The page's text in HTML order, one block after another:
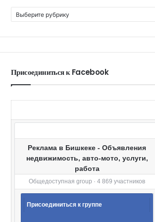
а
г
р
и
Присоединиться к Facebook
Реклама в Бишкеке - Объявления
недвижимость, авто-мото, услуги,
работа
Общедоступная group · 4 869 участников
Присоединиться к группе